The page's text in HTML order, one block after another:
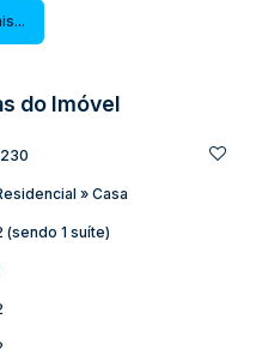
espaço e segurança para
do Imóvel
» Casa
(sendo 1 suíte)